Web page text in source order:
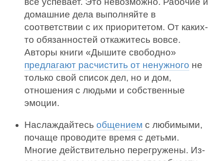
домашние дела выполняйте в
соответствии с их приоритетом. От каких-
то обязанностей откажитесь вовсе.
Авторы книги «Дышите свободно»
предлагают расчистить от ненужного не
только свой список дел, но и дом,
отношения с людьми и собственные
эмоции.
Наслаждайтесь общением с любимыми,
почаще проводите время с детьми.
Многие действительно перегружены. Из-